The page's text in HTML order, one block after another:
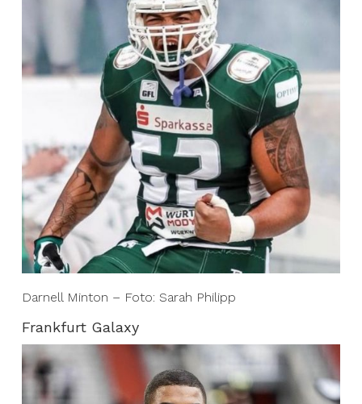
Darnell Minton – Foto: Sarah Philipp
Frankfurt Galaxy